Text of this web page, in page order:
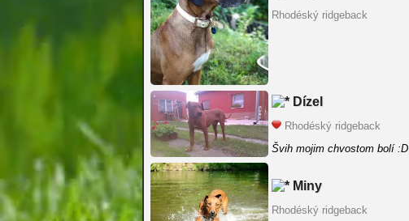
Rhodéský ridgeback
Dízel
Rhodéský ridgeback
Švih mojim chvostom bolí :D
Miny
Rhodéský ridgeback